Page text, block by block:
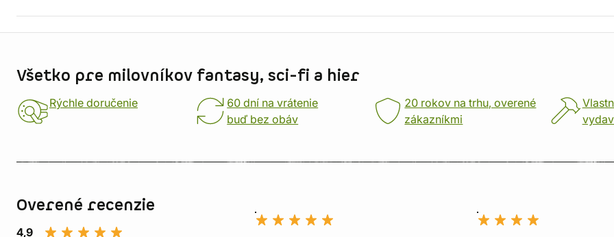
Všetko pre milovníkov fantasy, sci-fi a hier
Rýchle doručenie
60 dní na vrátenie
buď bez obáv
20 rokov na trhu, overené
zákazníkmi
Overené recenzie
4,9